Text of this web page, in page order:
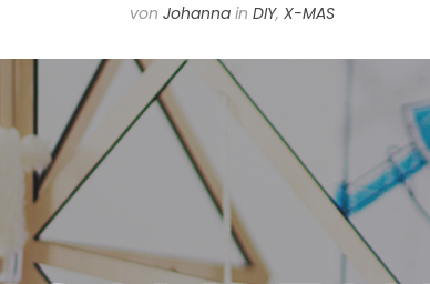
von Johannain DIY, X-MAS